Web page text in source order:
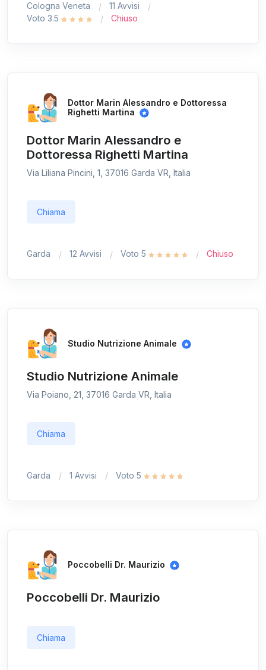
Cologna Veneta
11 Avvisi
Voto 3.5
Chiuso
Dottor Marin Alessandro e Dottoressa
Righetti Martina
Dottor Marin Alessandro e
Dottoressa Righetti Martina
Via Liliana Pincini, 1, 37016 Garda VR, Italia
Chiama
Garda 12 Avvisi Voto 5 Chiuso
Studio Nutrizione Animale
Studio Nutrizione Animale
Via Poiano, 21, 37016 Garda VR, Italia
Chiama
Garda 1 Avvisi Voto 5
Poccobelli Dr. Maurizio
Poccobelli Dr. Maurizio
Chiama